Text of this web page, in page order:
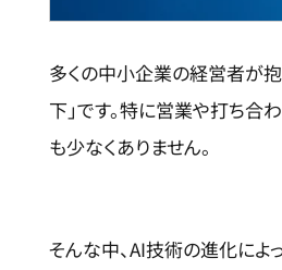
多くの中小企業の経営者が
下」です。特に営業や打ち
も少なくありません。
そんな中、AI技術の進化によ